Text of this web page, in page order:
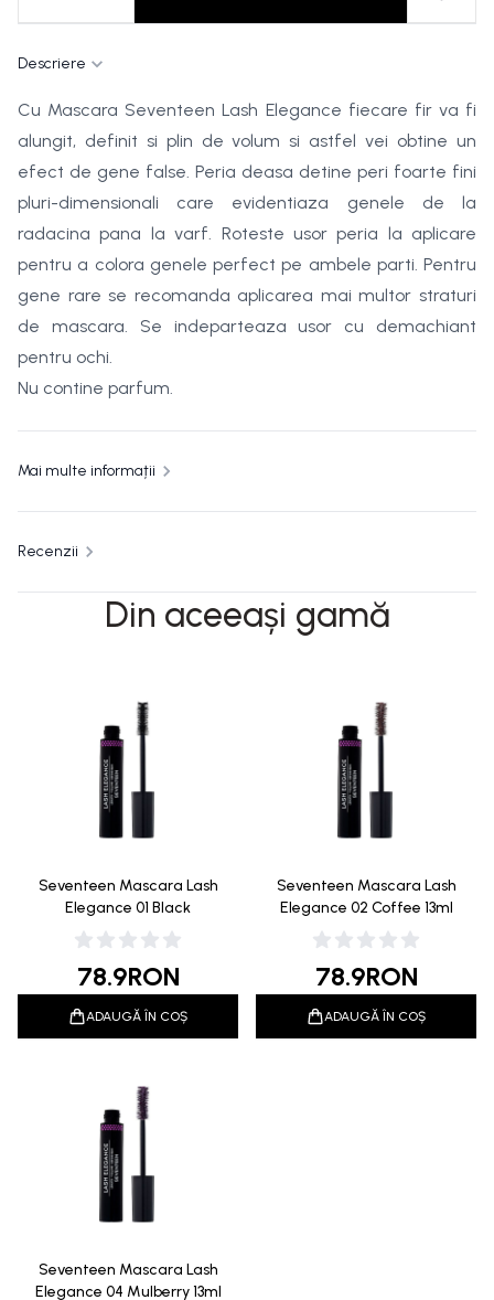
Descriere
Cu Mascara Seventeen Lash Elegance fiecare fir va fi
alungit, definit si plin de volum si astfel vei obtine un
efect de gene false. Peria deasa detine peri foarte fini
pluri-dimensionali care evidentiaza genele de la
radacina pana la varf. Roteste usor peria la aplicare
pentru a colora genele perfect pe ambele parti. Pentru
gene rare se recomanda aplicarea mai multor straturi
de mascara. Se indeparteaza usor cu demachiant
pentru ochi.
Nu contine parfum.
Mai multe informații
Recenzii
Din aceeași gamă
Seventeen Mascara Lash
Elegance 01 Black
78.9RON
ADAUGĂ ÎN COȘ
Seventeen Mascara Lash
Elegance 02 Coffee 13ml
78.9RON
ADAUGĂ ÎN COȘ
Seventeen Mascara Lash
Elegance 04 Mulberry 13ml